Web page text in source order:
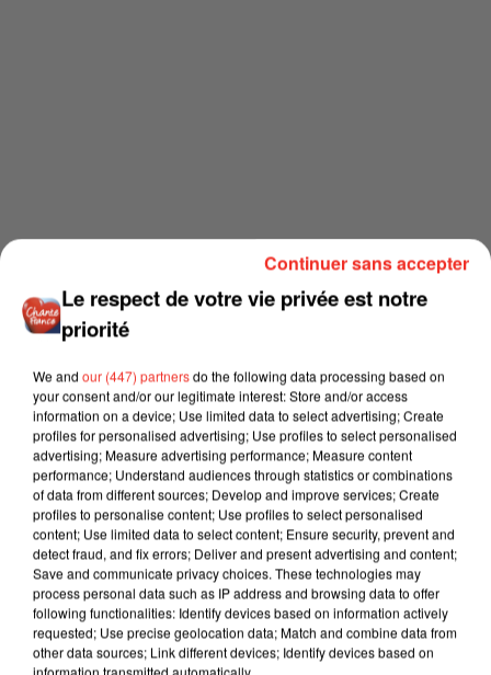
Le respect de votre vie privée est notre
priorité
We and our (447) partnersdo the following data processing based on
your consent and/or our legitimate interest: Store and/or access
information on a device; Use limited data to select advertising; Create
profiles for personalised advertising; Use profiles to select personalised
advertising; Measure advertising performance; Measure content
performance; Understand audiences through statistics or combinations
of data from different sources; Develop and improve services; Create
profiles to personalise content; Use profiles to select personalised
content; Use limited data to select content; Ensure security, prevent and
detect fraud, and fix errors; Deliver and present advertising and content;
Save and communicate privacy choices. These technologies may
process personal data such as IP address and browsing data to offer
following functionalities: Identify devices based on information actively
requested; Use precise geolocation data; Match and combine data from
other data sources; Link different devices; Identify devices based on
information transmitted automatically.
Continuer sans accepter